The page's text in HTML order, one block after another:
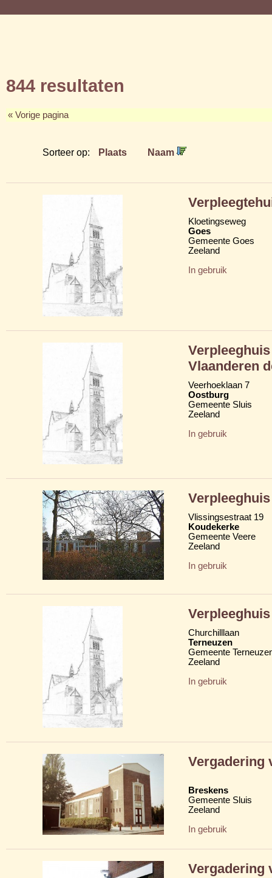
844 resultaten
« Vorige pagina
Sorteer op: Plaats Naam
Kloetingseweg
Goes
Gemeente Goes
Zeeland
In gebruik
Vlaanderen
Veerhoeklaan 7
Oostburg
Gemeente Sluis
Zeeland
In gebruik
Vlissingsestraat 19
Koudekerke
Gemeente Veere
Zeeland
In gebruik
Churchilllaan
Terneuzen
Gemeente
Zeeland
In gebruik
Vergadering
Breskens
Gemeente Sluis
Zeeland
In gebruik
Vergadering